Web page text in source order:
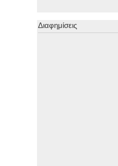
Διαφημίσεις